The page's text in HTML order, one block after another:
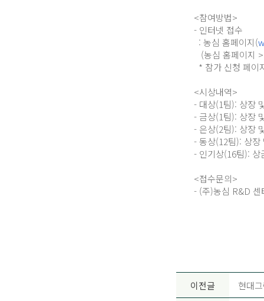
<참여방법>
- 인터넷 접수
: 농심 홈페이지(
(농심 홈페이지
* 참가 신청 페이
<시상내역>
- 대상(1팀): 상장
- 금상(1팀): 상장
- 은상(2팀): 상장
- 동상(12팀): 상장
- 인기상(16팀): 상
<접수문의>
- (주)농심 R&D
이전글 현대